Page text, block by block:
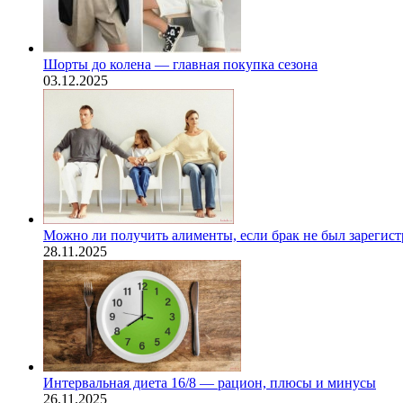
Шорты до колена — главная покупка сезона
03.12.2025
Можно ли получить алименты, если брак не был
28.11.2025
Интервальная диета 16/8 — рацион, плюсы и минусы
26.11.2025